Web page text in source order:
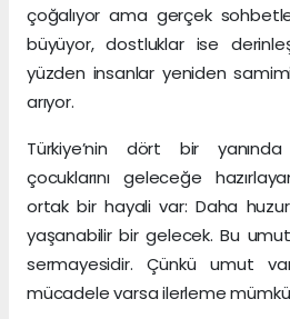
çoğalıyor ama gerçek
büyüyor, dostluklar ise
yüzden insanlar yeniden
arıyor.
Türkiye’nin dört bir
çocuklarını geleceğe
ortak bir hayali var: Daha
yaşanabilir bir gelecek. Bu
sermayesidir. Çünkü umut
mücadele varsa ilerleme